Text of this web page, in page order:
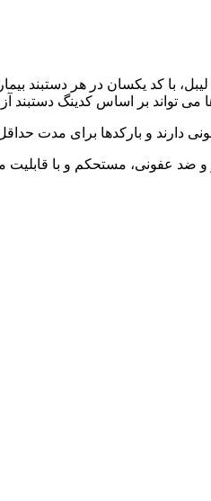
این نوع دستبند شناسایی بیمار علاوه بر امکان نوشتن
تواند بر اساس کدینگ دستبند
دارند و بارکدها برای مدت
عفونی، مستحکم و با قابلیت